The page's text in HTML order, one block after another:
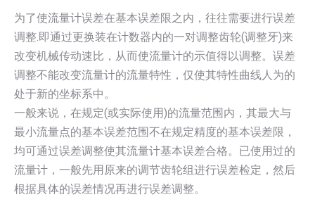
为了使流量计误差在基本误差限之内，往往需要进行误差
调整.即通过更换装在计数器内的一对调整齿轮(调整牙)来
改变机械传动速比，从而使流量计的示值得以调整。误差
调整不能改变流量计的流量特性，仅使其特性曲线人为的
处于新的坐标系中。
一般来说，在规定(或实际使用)的流量范围内，其最大与
最小流量点的基本误差范围不在规定精度的基本误差限，
均可通过误差调整使其流量计基本误差合格。已使用过的
流量计，一般先用原来的调节齿轮组进行误差检定，然后
根据具体的误差情况再进行误差调整。